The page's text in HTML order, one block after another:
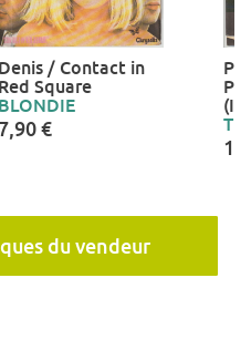
Denis / Contact in
Red Square
BLONDIE
7,90 €
du vendeur